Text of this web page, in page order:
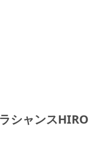
シャンスHIRO